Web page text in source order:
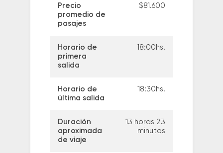
Precio
promedio de
pasajes
$81.600
Horario de
primera
salida
18:00hs.
Horario de
última salida
18:30hs.
Duración
aproximada
de viaje
13 horas 23
minutos